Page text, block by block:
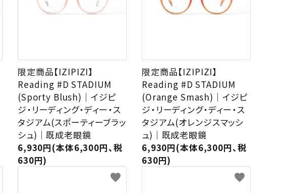
限定商品【IZIPIZI】
Reading #D STADIUM
(Sporty Blush)｜イジピ
ジ・リーディング・ディー・ス
タジアム(スポーティーブラッ
シュ)｜既成老眼鏡
6,930円(本体6,300円、税
630円)
限定商品【IZIPIZI】
Reading #D STADIUM
(Orange Smash)｜イジピ
ジ・リーディング・ディー・ス
タジアム(オレンジスマッシ
ュ)｜既成老眼鏡
6,930円(本体6,300円、税
630円)
favorite favorite